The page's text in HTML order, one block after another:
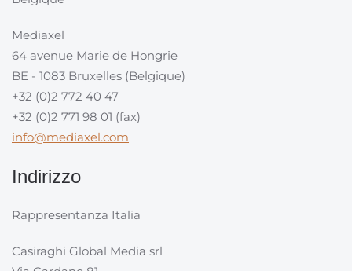
Mediaxel
64 avenue Marie de Hongrie
BE - 1083 Bruxelles (Belgique)
+32 (0)2 772 40 47
+32 (0)2 771 98 01 (fax)
info@mediaxel.com
Indirizzo
Rappresentanza Italia
Casiraghi Global Media srl